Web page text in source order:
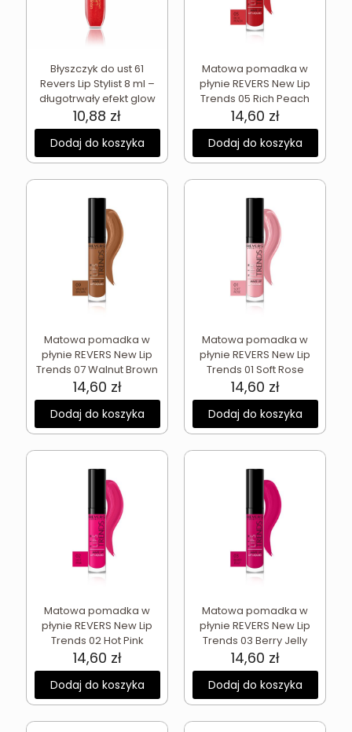
Błyszczyk do ust 61
Revers Lip Stylist 8 ml –
długotrwały efekt glow
10,88 zł
Dodaj do koszyka
Matowa pomadka w
płynie REVERS New Lip
Trends 05 Rich Peach
14,60 zł
Dodaj do koszyka
Matowa pomadka w
płynie REVERS New Lip
Trends 07 Walnut Brown
14,60 zł
Dodaj do koszyka
Matowa pomadka w
płynie REVERS New Lip
Trends 01 Soft Rose
14,60 zł
Dodaj do koszyka
Matowa pomadka w
płynie REVERS New Lip
Trends 02 Hot Pink
14,60 zł
Dodaj do koszyka
Matowa pomadka w
płynie REVERS New Lip
Trends 03 Berry Jelly
14,60 zł
Dodaj do koszyka